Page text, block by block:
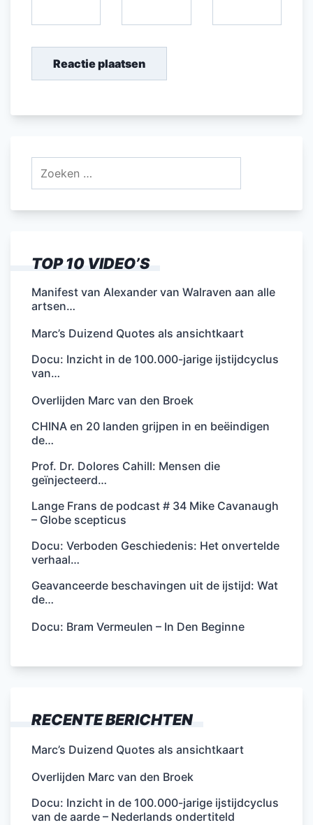
TOP 10 VIDEO’S
Manifest van Alexander van Walraven aan alle
artsen…
Marc’s Duizend Quotes als ansichtkaart
Docu: Inzicht in de 100.000-jarige ijstijdcyclus
van…
Overlijden Marc van den Broek
CHINA en 20 landen grijpen in en beëindigen
de…
Prof. Dr. Dolores Cahill: Mensen die
geïnjecteerd…
Lange Frans de podcast # 34 Mike Cavanaugh
– Globe scepticus
Docu: Verboden Geschiedenis: Het onvertelde
verhaal…
Geavanceerde beschavingen uit de ijstijd: Wat
de…
Docu: Bram Vermeulen – In Den Beginne
RECENTE BERICHTEN
Marc’s Duizend Quotes als ansichtkaart
Overlijden Marc van den Broek
Docu: Inzicht in de 100.000-jarige ijstijdcyclus
van de aarde – Nederlands ondertiteld